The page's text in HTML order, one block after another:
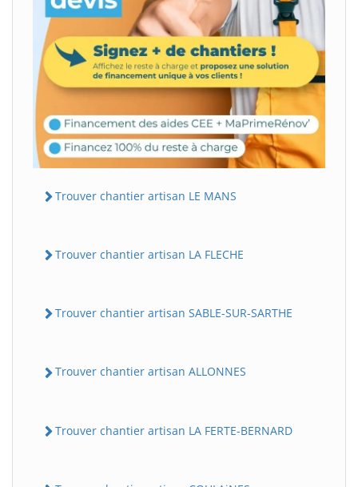
Trouver chantier artisan LE MANS
Trouver chantier artisan LA FLECHE
Trouver chantier artisan SABLE-SUR-SARTHE
Trouver chantier artisan ALLONNES
Trouver chantier artisan LA FERTE-BERNARD